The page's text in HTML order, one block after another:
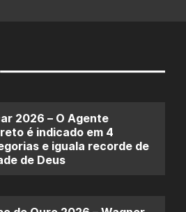
2026 – O Agente
é indicado em 4
e iguala recorde de
de Deus